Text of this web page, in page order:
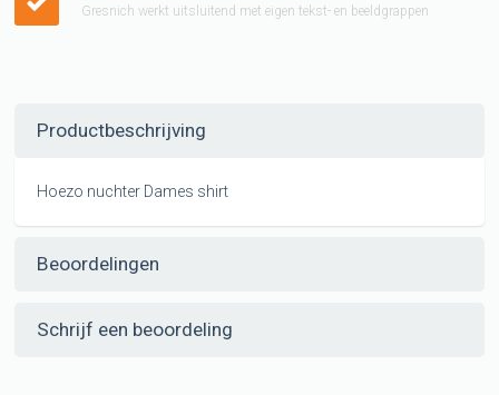
Gresnich werkt uitsluitend met eigen tekst- en beeldgrappen
Productbeschrijving
Hoezo nuchter Dames shirt
Beoordelingen
Schrijf een beoordeling